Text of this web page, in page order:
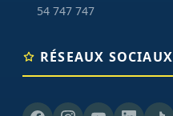
54 747 747
RÉSEAUX SOCIAUX